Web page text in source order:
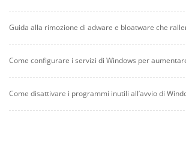
Guida alla rimozione di adware e bloatware che
Come configurare i servizi di Windows per
Come disattivare i programmi inutili all’avvio di